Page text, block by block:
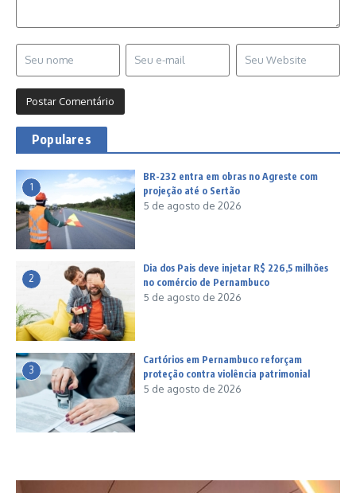
Populares
1
BR-232 entra em obras no Agreste com
projeção até o Sertão
5 de agosto de 2026
2
Dia dos Pais deve injetar R$ 226,5 milhões
no comércio de Pernambuco
5 de agosto de 2026
3
Cartórios em Pernambuco reforçam
proteção contra violência patrimonial
5 de agosto de 2026